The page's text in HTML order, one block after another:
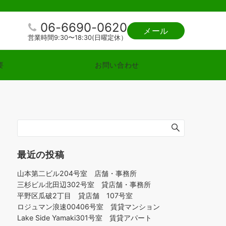
06-6690-0620
営業時間9:30〜18:30(日曜定休）
メール
お問い合わせ
最近の投稿
山本第二ビル204号室 店舗・事務所
三杉ビル北田辺302号室 貸店舗・事務所
平野区瓜破2丁目 貸店舗 107号室
ロジュマン浪速00406号室 賃貸マンション
Lake Side Yamaki301号室 賃貸アパート